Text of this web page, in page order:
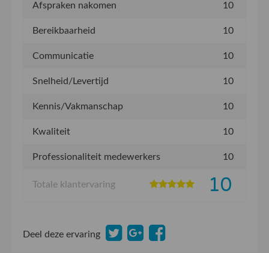
Afspraken nakomen 10
Bereikbaarheid 10
Communicatie 10
Snelheid/Levertijd 10
Kennis/Vakmanschap 10
Kwaliteit 10
Professionaliteit medewerkers 10
Totale klantervaring 10
Deel deze ervaring